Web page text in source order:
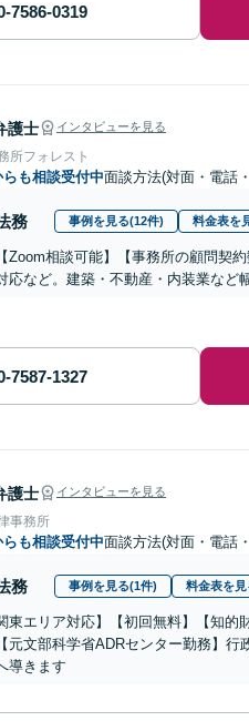
護士 インタビューを見る
所フォレスト
らも相談受付中面談方法(対面・電話
務 事例を見る(12件) 料金表を
Zoom相談可能】【事務所の顧問契
応など。建築・不動産・内装業など
護士 インタビューを見る
事務所
らも相談受付中面談方法(対面・電話
務 事例を見る(1件) 料金表を見
東エリア対応】【初回無料】【知
元文部科学省ADRセンター勤務】
導きます